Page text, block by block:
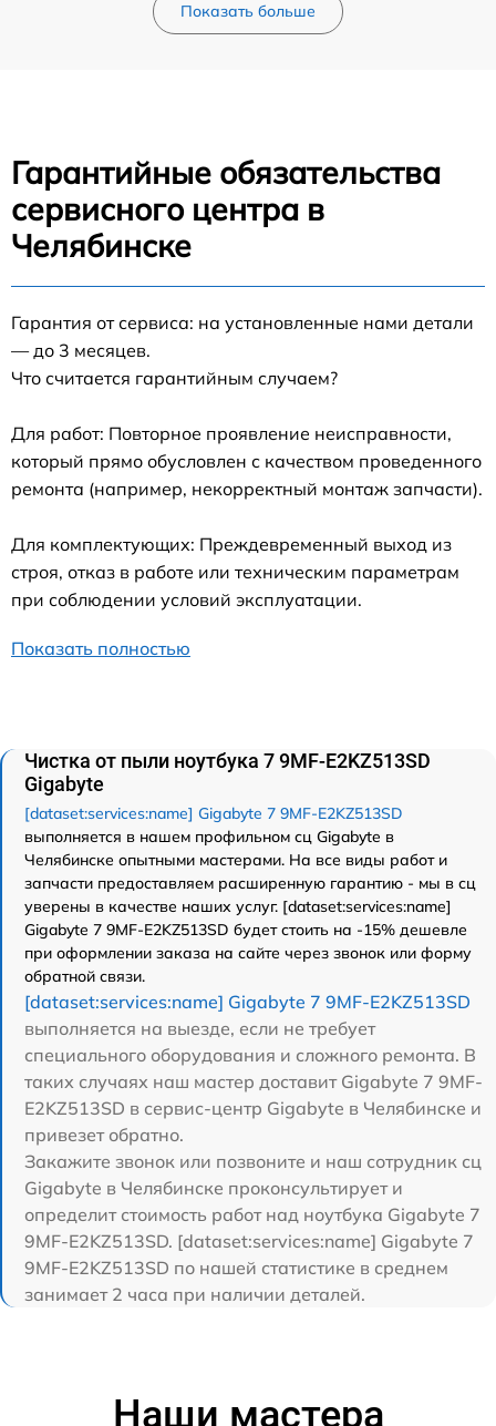
Показать больше
Гарантийные обязательства
сервисного центра в
Челябинске
Гарантия от сервиса: на установленные нами детали
— до 3 месяцев.
Что считается гарантийным случаем?
Для работ: Повторное проявление неисправности,
который прямо обусловлен с качеством проведенного
ремонта (например, некорректный монтаж запчасти).
Для комплектующих: Преждевременный выход из
строя, отказ в работе или техническим параметрам
при соблюдении условий эксплуатации.
Показать полностью
Чистка от пыли ноутбука 7 9MF-E2KZ513SD
Gigabyte
[dataset:services:name] Gigabyte 7 9MF-E2KZ513SD
выполняется в нашем профильном сц Gigabyte в
Челябинске опытными мастерами. На все виды работ и
запчасти предоставляем расширенную гарантию - мы в сц
уверены в качестве наших услуг. [dataset:services:name]
Gigabyte 7 9MF-E2KZ513SD будет стоить на -15% дешевле
при оформлении заказа на сайте через звонок или форму
обратной связи.
[dataset:services:name] Gigabyte 7 9MF-E2KZ513SD
выполняется на выезде, если не требует
специального оборудования и сложного ремонта. В
таких случаях наш мастер доставит Gigabyte 7 9MF-
E2KZ513SD в сервис-центр Gigabyte в Челябинске и
привезет обратно.
Закажите звонок или позвоните и наш сотрудник сц
Gigabyte в Челябинске проконсультирует и
определит стоимость работ над ноутбука Gigabyte 7
9MF-E2KZ513SD. [dataset:services:name] Gigabyte 7
9MF-E2KZ513SD по нашей статистике в среднем
занимает 2 часа при наличии деталей.
Наши мастера